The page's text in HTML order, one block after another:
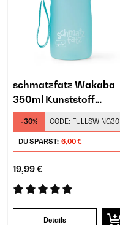
schmatzfatz Wakaba
350ml Kunststoff
Trinkflasche Kinder
Türkis
-30% CODE: FULLSWING30
DU SPARST: 6,00 €
19,99 €
Details